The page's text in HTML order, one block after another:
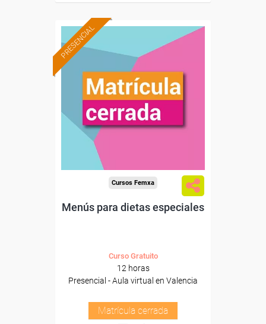
PRESENCIAL
Cursos Femxa
Menús para dietas especiales
Curso Gratuito
12 horas
Presencial - Aula virtual en Valencia
Matrícula cerrada